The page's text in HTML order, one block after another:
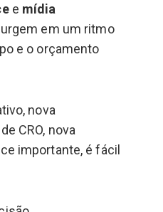
e mídia
em um ritmo
e o orçamento
nova
CRO, nova
importante, é fácil